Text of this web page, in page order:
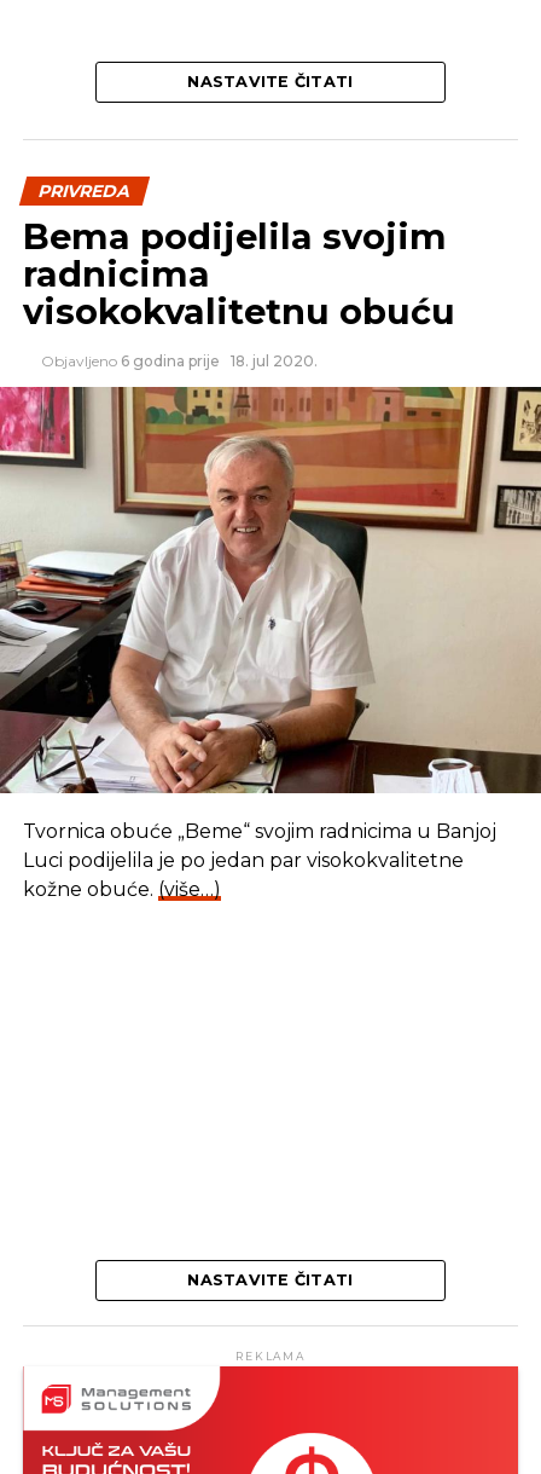
NASTAVITE ČITATI
PRIVREDA
Bema podijelila svojim
radnicima
visokokvalitetnu obuću
Objavljeno 6 godina prije 18. jul 2020.
Tvornica obuće „Beme“ svojim radnicima u Banjoj
Luci podijelila je po jedan par visokokvalitetne
kožne obuće. (više…)
NASTAVITE ČITATI
REKLAMA